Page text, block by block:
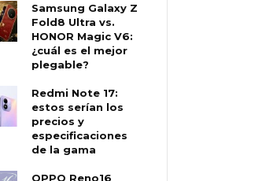
Samsung Galaxy Z
Fold8 Ultra vs.
HONOR Magic V6:
¿cuál es el mejor
plegable?
Redmi Note 17:
estos serían los
precios y
especificaciones
de la gama
OPPO Reno16